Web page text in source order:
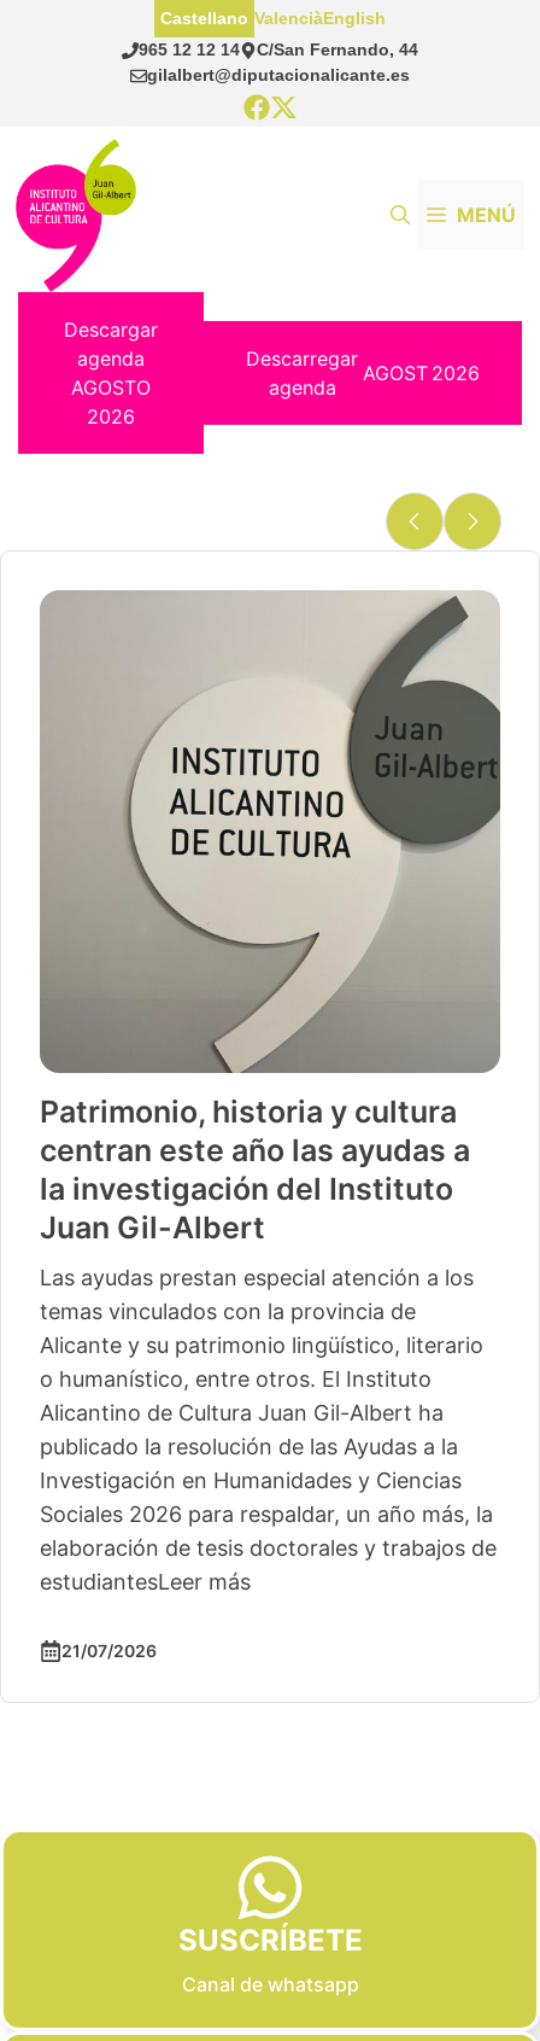
965 12 12 14
C/San Fernando, 44
gilalbert@diputacionalicante.es
Castellano ValenciàEnglish
MENÚ
Descargar
agenda
AGOSTO
2026
Descarregar
agenda
AGOST 2026
Patrimonio, historia y cultura
centran este año las ayudas a
la investigación del Instituto
Juan Gil-Albert
Las ayudas prestan especial atención a los
temas vinculados con la provincia de
Alicante y su patrimonio lingüístico, literario
o humanístico, entre otros. El Instituto
Alicantino de Cultura Juan Gil-Albert ha
publicado la resolución de las Ayudas a la
Investigación en Humanidades y Ciencias
Sociales 2026 para respaldar, un año más, la
elaboración de tesis doctorales y trabajos de
estudiantesLeer más
21/07/2026
SUSCRÍBETE
Canal de whatsapp